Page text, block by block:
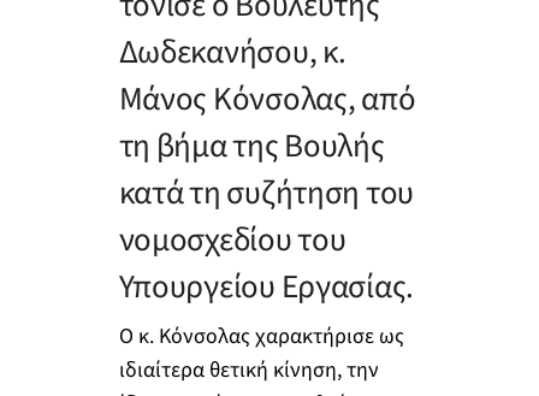
Δωδεκανήσου, κ.
Μάνος Κόνσολας, από
τη βήμα της Βουλής
κατά τη συζήτηση του
νομοσχεδίου του
Υπουργείου Εργασίας.
Ο κ. Κόνσολας χαρακτήρισε ως
ιδιαίτερα θετική κίνηση, την